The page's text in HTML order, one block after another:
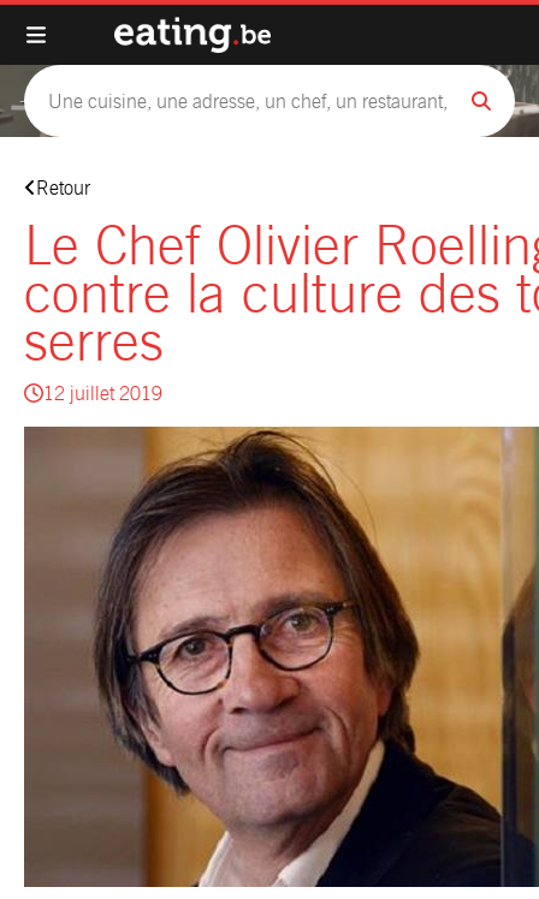
Retour
Le Chef Olivier
contre la culture des
serres
12 juillet 2019